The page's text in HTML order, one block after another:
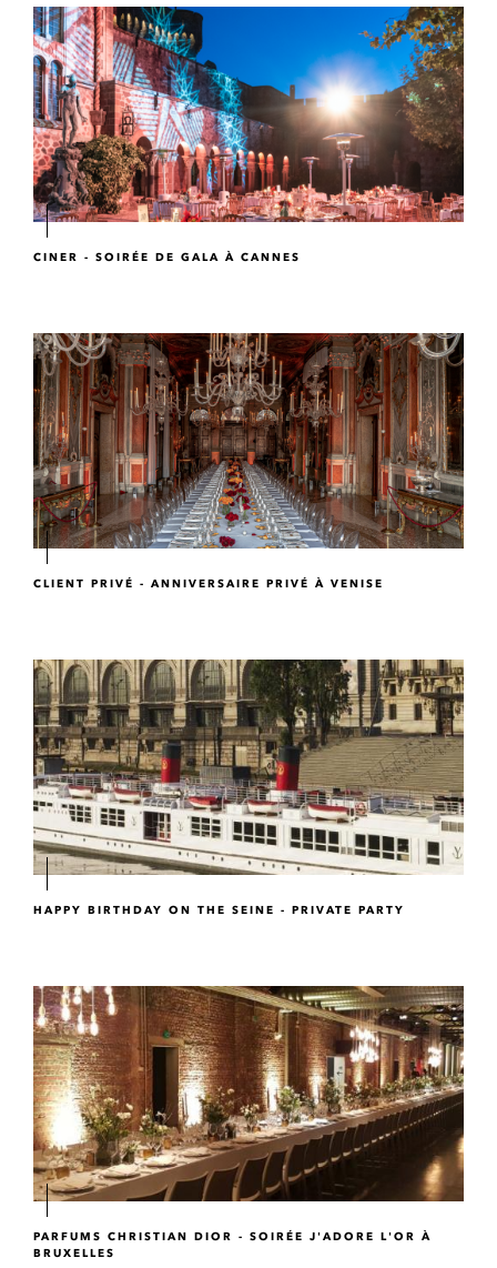
CINER - SOIRÉE DE GALA À CANNES
CLIENT PRIVÉ - ANNIVERSAIRE PRIVÉ À VENISE
HAPPY BIRTHDAY ON THE SEINE - PRIVATE PARTY
PARFUMS CHRISTIAN DIOR - SOIRÉE J'ADORE L'OR À
BRUXELLES